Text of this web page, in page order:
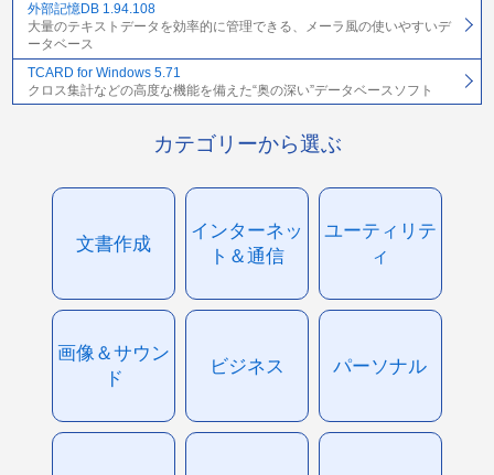
外部記憶DB 1.94.108
大量のテキストデータを効率的に管理できる、メーラ風の使いやすいデ
ータベース
TCARD for Windows 5.71
クロス集計などの高度な機能を備えた“奥の深い”データベースソフト
カテゴリーから選ぶ
文書作成
インターネッ
ト＆通信
ユーティリテ
ィ
画像＆サウン
ド
ビジネス パーソナル